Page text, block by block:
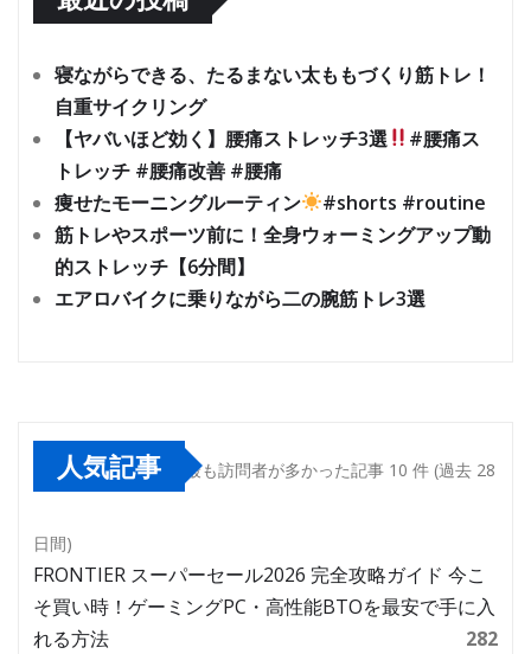
寝ながらできる、たるまない太ももづくり筋トレ！
自重サイクリング
【ヤバいほど効く】腰痛ストレッチ3選
#腰痛ス
トレッチ #腰痛改善 #腰痛
痩せたモーニングルーティン
#shorts #routine
筋トレやスポーツ前に！全身ウォーミングアップ動
的ストレッチ【6分間】
エアロバイクに乗りながら二の腕筋トレ3選
人気記事 最も訪問者が多かった記事 10 件 (過去 28
日間)
FRONTIER スーパーセール2026 完全攻略ガイド 今こ
そ買い時！ゲーミングPC・高性能BTOを最安で手に入
れる方法
282